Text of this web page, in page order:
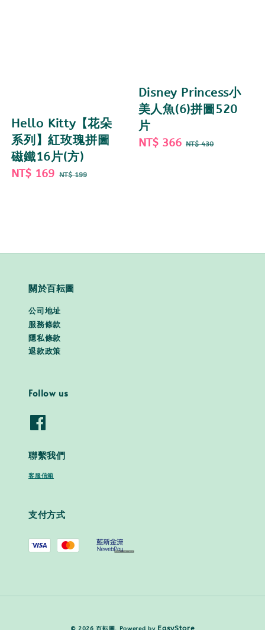
Hello Kitty【花朵
系列】紅玫瑰拼圖
磁鐵16片(方)
Sale
NT$ 169 Regular
NT$ 199
Disney Princess小
美人魚(6)拼圖520
片
Sale
NT$ 366 Regular
NT$ 430
關於百耘圖
公司地址
服務條款
隱私條款
退款政策
Follow us
聯繫我們
客服信箱
支付方式
EasyStore